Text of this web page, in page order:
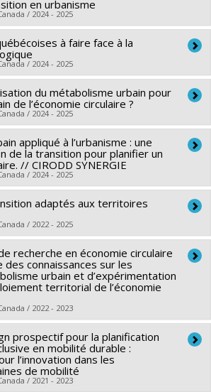
portuaires et paysage : le cas
de Montréal à Contrecoeur (TD
de Beyrouth. (2011 Géographie,
accès a la mobilité pour tous et
en compte des inégalités d'accès
politiques urbaines de l'agglomération
aménagement et urbanisme
: FRQNT/Fonds de recherche du
(FQRNT)
:PVXXXXXX-(RS) Programme
en urbanisme
/ 2024 - 2025
Mathias Glaus
Scherrer
:FRQSC/Fonds de recherche du
(FQRSC)
:PVXXXXXX-Réseau québécois
circulaire
à faire face à la
/ 2024 - 2025
Mohamed Cheriet
Scherrer
:FRQNT/Fonds de recherche du
(FQRNT)
:PVXXXXXX-(RS) Programme
du métabolisme urbain pour
de l’économie circulaire ?
/ 2024 - 2025
Franck Scherrer
:MITACS Inc.
:PVXXXXXX-Stage Accélération
appliqué à l’urbanisme : une
de la transition pour planifier un
// CIRODD SYNERGIE
/ 2024 - 2025
Mohamed Cheriet
Scherrer
:FRQNT/Fonds de recherche du
(FQRNT)
:PVXXXXXX-(RS) Programme
adaptés aux territoires
/ 2022 - 2025
Franck Scherrer
:Ministère Économie et Innovation
:PVXXXXXX-Soutien aux
et innovation (PSO) - Volet 2:
recherche en économie circulaire
des connaissances sur les
urbain et d’expérimentation
territorial de l’économie
/ 2022 - 2023
Emmanuel Raufflet
Scherrer
:FRQSC/Fonds de recherche du
prospectif pour la planification
en mobilité durable :
l’innovation dans les
de mobilité
/ 2021 - 2023